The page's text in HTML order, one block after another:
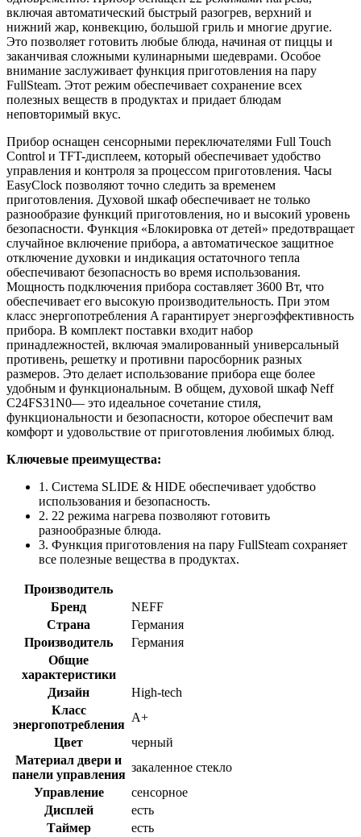
включая автоматический быстрый разогрев, верхний и
нижний жар, конвекцию, большой гриль и многие другие.
Это позволяет готовить любые блюда, начиная от пиццы и
заканчивая сложными кулинарными шедеврами. Особое
внимание заслуживает функция приготовления на пару
FullSteam. Этот режим обеспечивает сохранение всех
полезных веществ в продуктах и придает блюдам
неповторимый вкус.
Прибор оснащен сенсорными переключателями Full Touch
Control и TFT-дисплеем, который обеспечивает удобство
управления и контроля за процессом приготовления. Часы
EasyClock позволяют точно следить за временем
приготовления. Духовой шкаф обеспечивает не только
разнообразие функций приготовления, но и высокий уровень
безопасности. Функция «Блокировка от детей» предотвращает
случайное включение прибора, а автоматическое защитное
отключение духовки и индикация остаточного тепла
обеспечивают безопасность во время использования.
Мощность подключения прибора составляет 3600 Вт, что
обеспечивает его высокую производительность. При этом
класс энергопотребления A гарантирует энергоэффективность
прибора. В комплект поставки входит набор
принадлежностей, включая эмалированный универсальный
противень, решетку и противни паросборник разных
размеров. Это делает использование прибора еще более
удобным и функциональным. В общем, духовой шкаф Neff
C24FS31N0— это идеальное сочетание стиля,
функциональности и безопасности, которое обеспечит вам
комфорт и удовольствие от приготовления любимых блюд.
Ключевые преимущества:
1. Система SLIDE & HIDE обеспечивает удобство
использования и безопасность.
2. 22 режима нагрева позволяют готовить
разнообразные блюда.
3. Функция приготовления на пару FullSteam сохраняет
все полезные вещества в продуктах.
Производитель
Бренд
NEFF
Страна
Германия
Производитель
Германия
Общие
характеристики
Дизайн
High-tech
Класс
энергопотребления
A+
Цвет
черный
Материал двери и
панели управления
закаленное стекло
Управление
сенсорное
Дисплей
есть
Таймер
есть